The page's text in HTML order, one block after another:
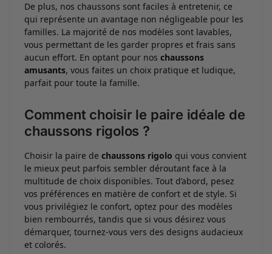
De plus, nos chaussons sont faciles à entretenir, ce
qui représente un avantage non négligeable pour les
familles. La majorité de nos modèles sont lavables,
vous permettant de les garder propres et frais sans
aucun effort. En optant pour nos chaussons
amusants, vous faites un choix pratique et ludique,
parfait pour toute la famille.
Comment choisir le paire idéale de
chaussons rigolos ?
Choisir la paire de chaussons rigolo qui vous convient
le mieux peut parfois sembler déroutant face à la
multitude de choix disponibles. Tout d’abord, pesez
vos préférences en matière de confort et de style. Si
vous privilégiez le confort, optez pour des modèles
bien rembourrés, tandis que si vous désirez vous
démarquer, tournez-vous vers des designs audacieux
et colorés.